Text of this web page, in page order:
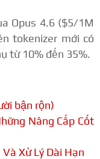
Opus 4.6 ($5/1M
tokenizer mới có
từ 10% đến 35%.
bận rộn)
Nâng Cấp Cốt
Xử Lý Dài Hạn